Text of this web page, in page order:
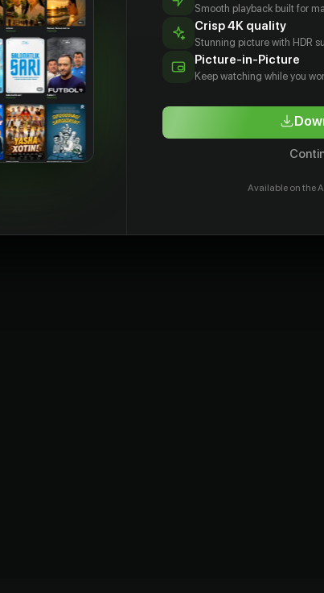
Асмик
Мовсисян
Producer
Анастасия
Рыцина
Когершын
Сагиева
Scenarist
Smooth playback built for
Crisp 4K quality
Stunning picture with HDR
Picture-in-Picture
Keep watching while you
Available on the